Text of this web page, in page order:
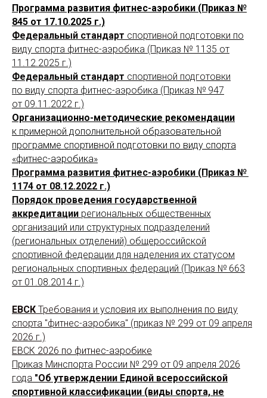
Программа развития фитнес-аэробики (Приказ №
845 от 17.10.2025 г.)
Федеральный стандарт спортивной подготовки по
виду спорта фитнес-аэробика (Приказ № 1135 от
11.12.2025 г.)
Федеральный стандарт спортивной подготовки
по виду спорта фитнес-аэробика (Приказ № 947
от 09.11.2022 г.)
Организационно-методические рекомендации
к примерной дополнительной образовательной
программе спортивной подготовки по виду спорта
«фитнес-аэробика»
Программа развития фитнес-аэробики (Приказ №
1174 от 08.12.2022 г.)
Порядок проведения государственной
аккредитации региональных общественных
организаций или структурных подразделений
(региональных отделений) общероссийской
спортивной федерации для наделения их статусом
региональных спортивных федераций (Приказ № 663
от 01.08.2014 г.)
ЕВСК Требования и условия их выполнения по виду
спорта "фитнес-аэробика" (приказ № 299 от 09 апреля
2026 г.)
ЕВСК 2026 по фитнес-аэробике
Приказ Минспорта России № 299 от 09 апреля 2026
года "Об утверждении Единой всероссийской
спортивной классификации (виды спорта, не